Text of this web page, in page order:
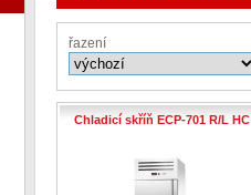
řazení
Chladicí skříň ECP-701 R/L HC